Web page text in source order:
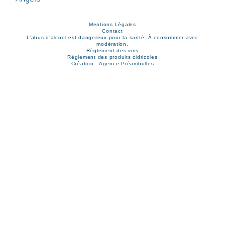
Mentions Légales
Contact
L’abus d’alcool est dangereux pour la santé. À consommer avec
modération.
Règlement des vins
Règlement des produits cidricoles
Création : Agence Préambulles